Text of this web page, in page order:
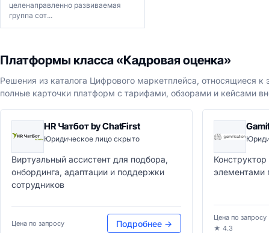
целенаправленно развиваемая
группа сот...
Платформы класса «Кадровая оценка»
Решения из каталога Цифрового маркетплейса, относящиеся
полные карточки платформ с тарифами, обзорами и кейсами
HR Чатбот by ChatFirst
Юридическое лицо скрыто
Виртуальный ассистент для подбора,
онбординга, адаптации и поддержки
сотрудников
Цена по запросу Подробнее →
элементами
Цена по запросу
★ 4.3